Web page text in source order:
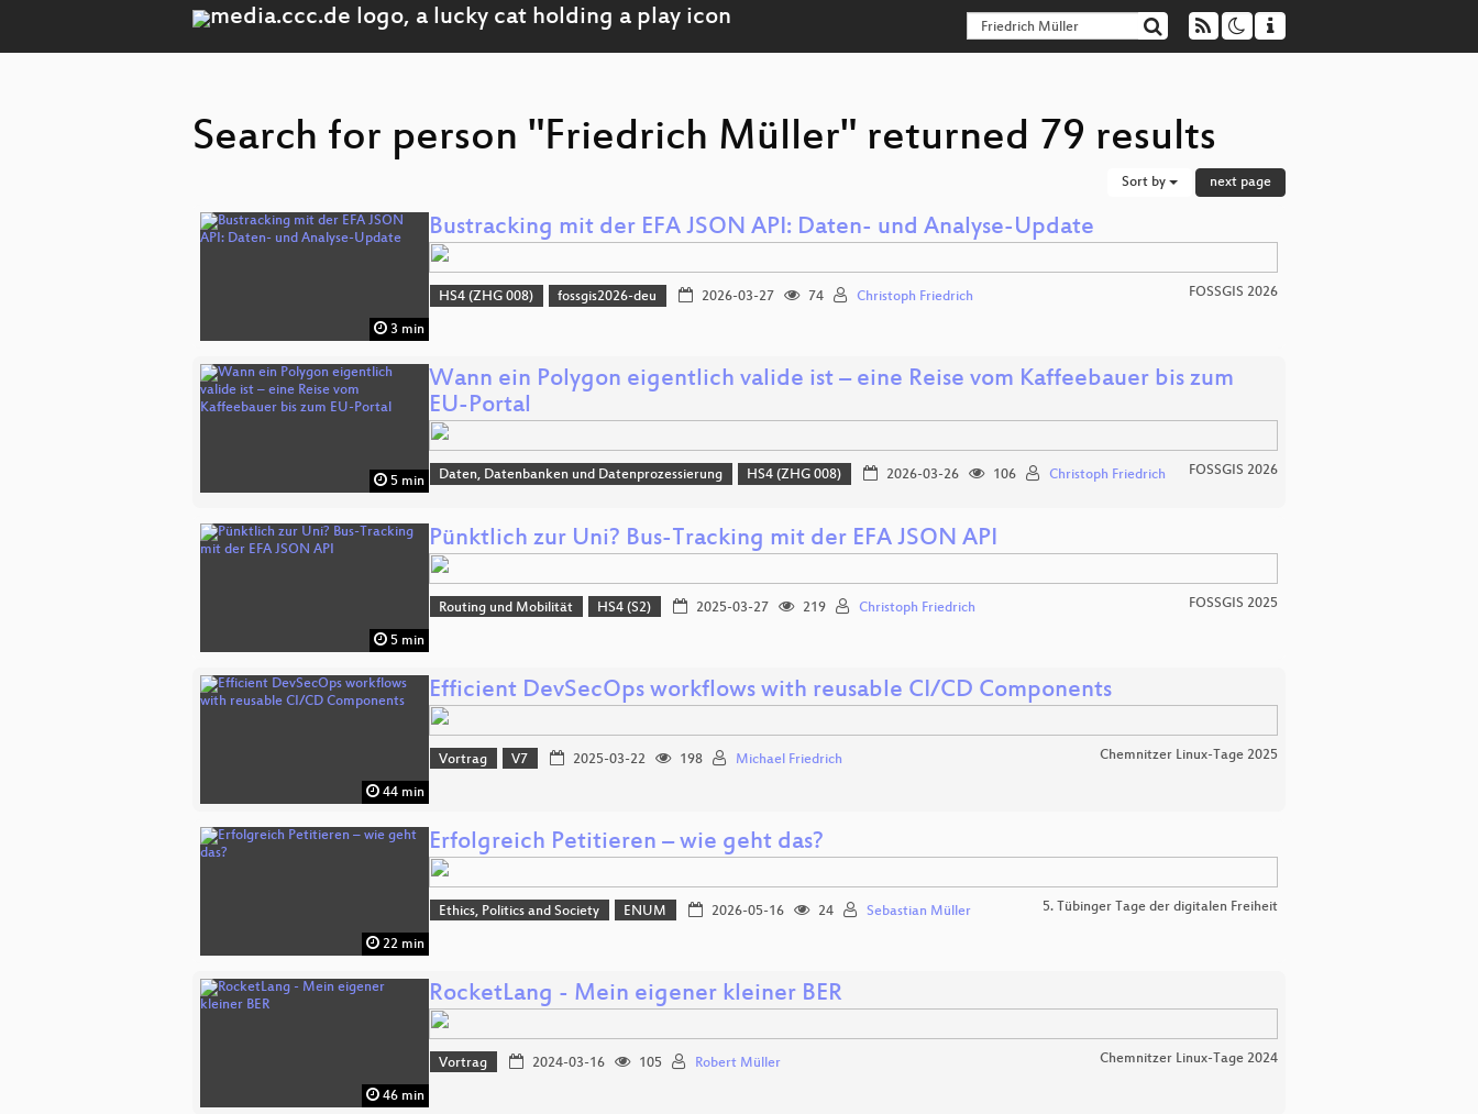
Search for person "Friedrich Müller" returned 79 results
Sort by next page
3 min
Bustracking mit der EFA JSON API: Daten- und Analyse-Update
HS4 (ZHG 008) fossgis2026-deu 2026-03-27 74 Christoph Friedrich FOSSGIS 2026
5 min
Wann ein Polygon eigentlich valide ist – eine Reise vom Kaffeebauer bis zum
EU-Portal
Daten, Datenbanken und Datenprozessierung HS4 (ZHG 008) 2026-03-26 106 Christoph Friedrich FOSSGIS 2026
5 min
Pünktlich zur Uni? Bus-Tracking mit der EFA JSON API
Routing und Mobilität HS4 (S2) 2025-03-27 219 Christoph Friedrich FOSSGIS 2025
44 min
Efficient DevSecOps workflows with reusable CI/CD Components
Vortrag V7 2025-03-22 198 Michael Friedrich Chemnitzer Linux-Tage 2025
22 min
Erfolgreich Petitieren – wie geht das?
Ethics, Politics and Society ENUM 2026-05-16 24 Sebastian Müller 5. Tübinger Tage der digitalen Freiheit
46 min
RocketLang - Mein eigener kleiner BER
Vortrag 2024-03-16 105 Robert Müller Chemnitzer Linux-Tage 2024